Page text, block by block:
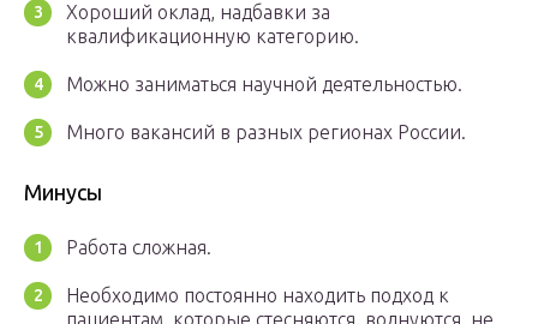
Хороший оклад, надбавки за
квалификационную категорию.
Можно заниматься научной деятельностью.
Много вакансий в разных регионах России.
Минусы
Работа сложная.
Необходимо постоянно находить подход к
пациентам, которые стесняются, волнуются, не